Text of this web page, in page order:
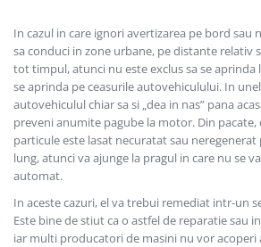
In cazul in care ignori avertizarea pe bord sau
sa conduci in zone urbane, pe distante relativ
tot timpul, atunci nu este exclus sa se aprinda
se aprinda pe ceasurile autovehiculului. In
autovehiculul chiar sa si „dea in nas” pana
preveni anumite pagube la motor. Din
particule este lasat necuratat sau
lung, atunci va ajunge la pragul in care nu se
automat.
In aceste cazuri, el va trebui remediat intr-un
Este bine de stiut ca o astfel de reparatie sau
iar multi producatori de masini nu vor acoperi